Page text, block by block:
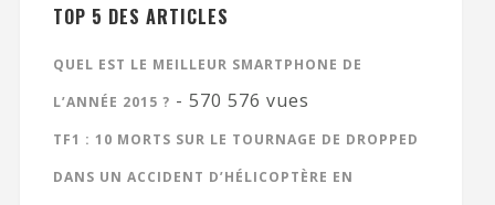
TOP 5 DES ARTICLES
QUEL EST LE MEILLEUR SMARTPHONE DE
L’ANNÉE 2015 ? - 570 576 vues
TF1 : 10 MORTS SUR LE TOURNAGE DE DROPPED
DANS UN ACCIDENT D’HÉLICOPTÈRE EN